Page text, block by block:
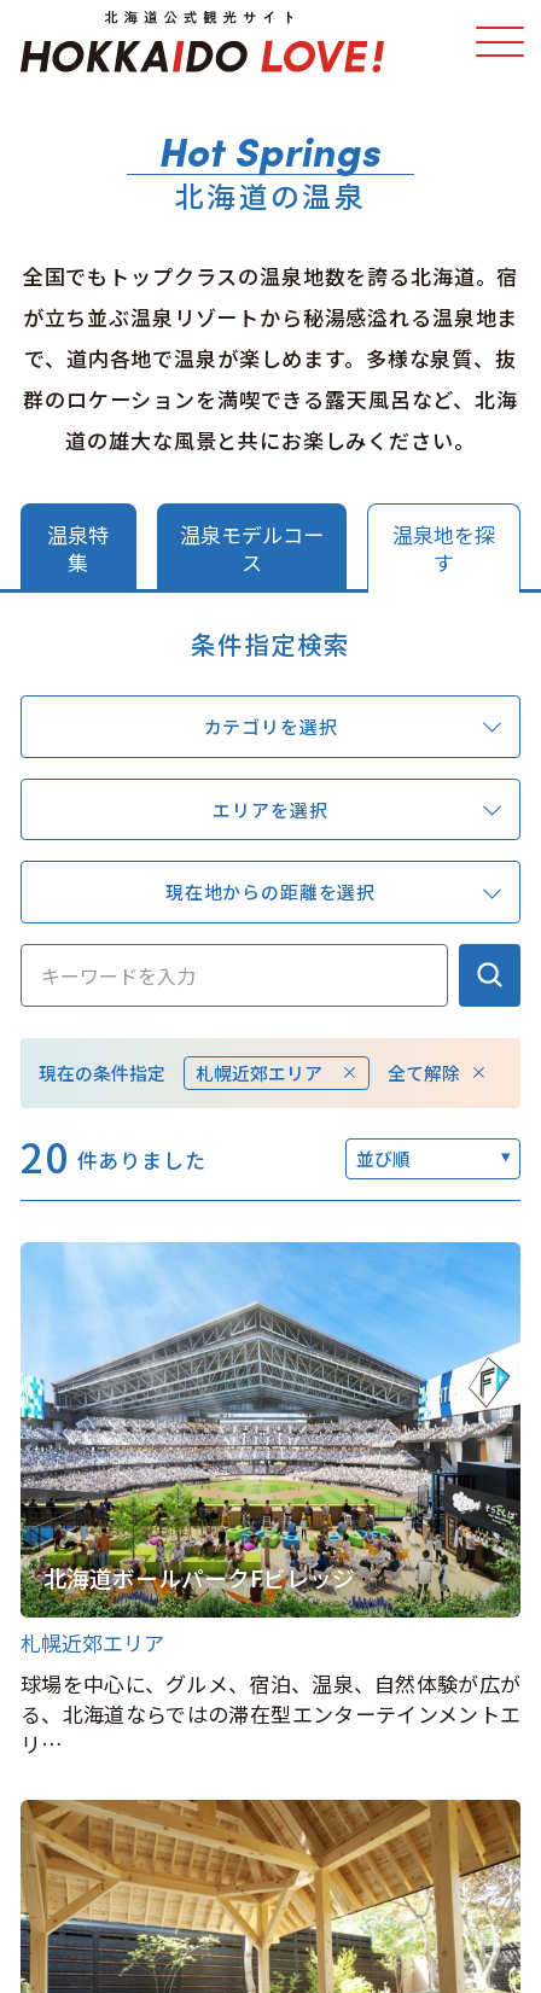
スポット・体験
モデルコース エリアガイド
グルメ 旅の予約
アクセス
キュンちゃんオンラインショップ
キュンちゃんの部屋
さっぽろ圏e旅ギフト
お気に入り 事業者の皆さまへ
このサイトについて 観光資料
動画ライブラリー
お問い合わせ
Languages
北海道の温泉
全国でもトップクラスの温泉地数を誇る北海道。宿
が立ち並ぶ温泉リゾートから秘湯感溢れる温泉地ま
で、道内各地で温泉が楽しめます。多様な泉質、抜
群のロケーションを満喫できる露天風呂など、北海
道の雄大な風景と共にお楽しみください。
温泉特
集
温泉モデルコー
ス
温泉地を探
す
条件指定検索
カテゴリを選択
エリアを選択
現在地からの距離を選択
現在の条件指定 札幌近郊エリア 全て解除
20 件ありました 並び順
北海道ボールパークFビレッジ
札幌近郊エリア
球場を中心に、グルメ、宿泊、温泉、自然体験が広が
る、北海道ならではの滞在型エンターテインメントエ
リ…